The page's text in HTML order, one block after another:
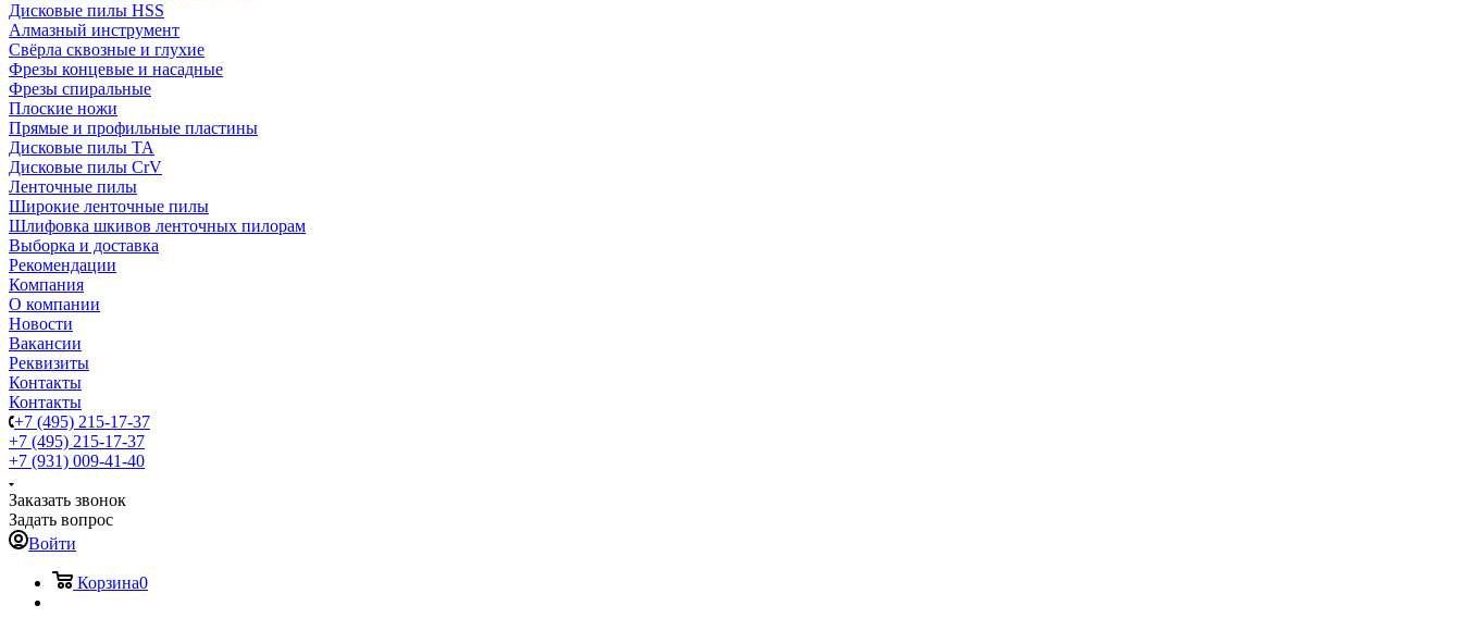
Дисковые пилы HSS
Алмазный инструмент
Свёрла сквозные и глухие
Фрезы концевые и насадные
Фрезы спиральные
Плоские ножи
Прямые и профильные пластины
Дисковые пилы TA
Дисковые пилы CrV
Ленточные пилы
Широкие ленточные пилы
Шлифовка шкивов ленточных пилорам
Выборка и доставка
Рекомендации
Компания
О компании
Новости
Вакансии
Реквизиты
Контакты
Контакты
+7 (495) 215-17-37
+7 (495) 215-17-37
+7 (931) 009-41-40
Заказать звонок
Задать вопрос
Войти
Корзина0